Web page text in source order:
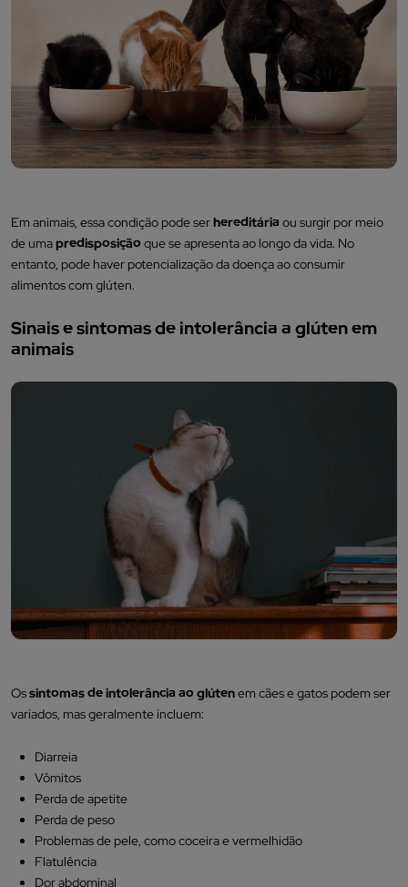
Em animais, essa condição pode serhereditária ou surgir por meio
de umapredisposição que se apresenta ao longo da vida. No
entanto, pode haver potencialização da doença ao consumir
alimentos com glúten.
Sinais e sintomas de intolerância a glúten em
animais
Ossintomas de intolerância ao glútenem cães e gatos podem ser
variados, mas geralmente incluem:
Diarreia
Vômitos
Perda de apetite
Perda de peso
Problemas de pele, como coceira e vermelhidão
Flatulência
Dor abdominal